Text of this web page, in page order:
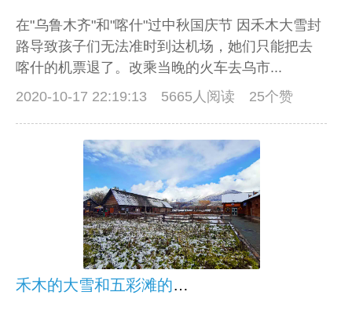
在"乌鲁木齐"和"喀什"过中秋国庆节 因禾木大雪封
路导致孩子们无法准时到达机场，她们只能把去
喀什的机票退了。改乘当晚的火车去乌市...
2020-10-17 22:19:13
5665人阅读 25个赞
禾木的大雪和五彩滩的火烧云